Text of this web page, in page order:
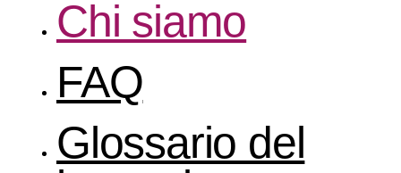
Chi siamo
FAQ
Glossario del